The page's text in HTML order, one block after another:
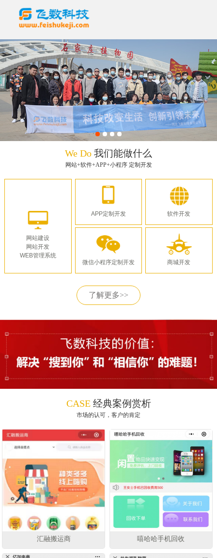
We Do 我们能做什么
网站+软件+APP+小程序 定制开发
网站建设
网站开发
WEB管理系统
APP定制开发
微信小程序定制开发
软件开发
商城开发
了解更多>>
CASE经典案例赏析
市场的认可，客户的肯定
汇融搬运商 嘻哈哈手机回收